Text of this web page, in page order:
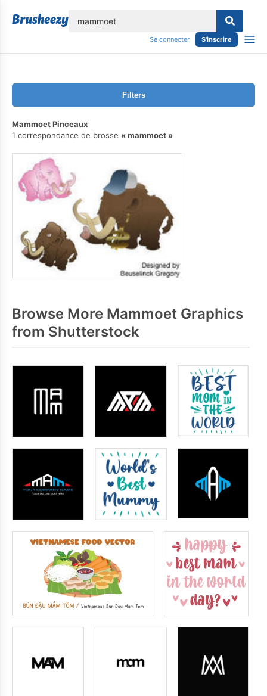
Se connecter S'inscrire
Filters
Mammoet Pinceaux
1 correspondance de brosse
mammoet
Browse More Mammoet Graphics
from Shutterstock